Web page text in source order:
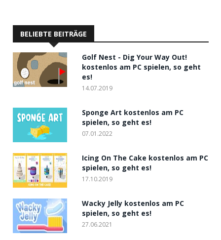
BELIEBTE BEITRÄGE
Golf Nest - Dig Your Way Out!
kostenlos am PC spielen, so geht
es!
14.07.2019
Sponge Art kostenlos am PC
spielen, so geht es!
07.01.2022
Icing On The Cake kostenlos am PC
spielen, so geht es!
17.10.2019
Wacky Jelly kostenlos am PC
spielen, so geht es!
27.06.2021